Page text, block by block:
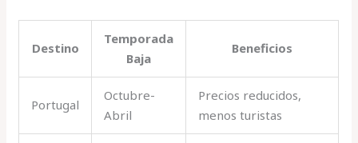
Destino
Temporada
Baja
Beneficios
Portugal
Octubre-
Abril
Precios reducidos,
menos turistas